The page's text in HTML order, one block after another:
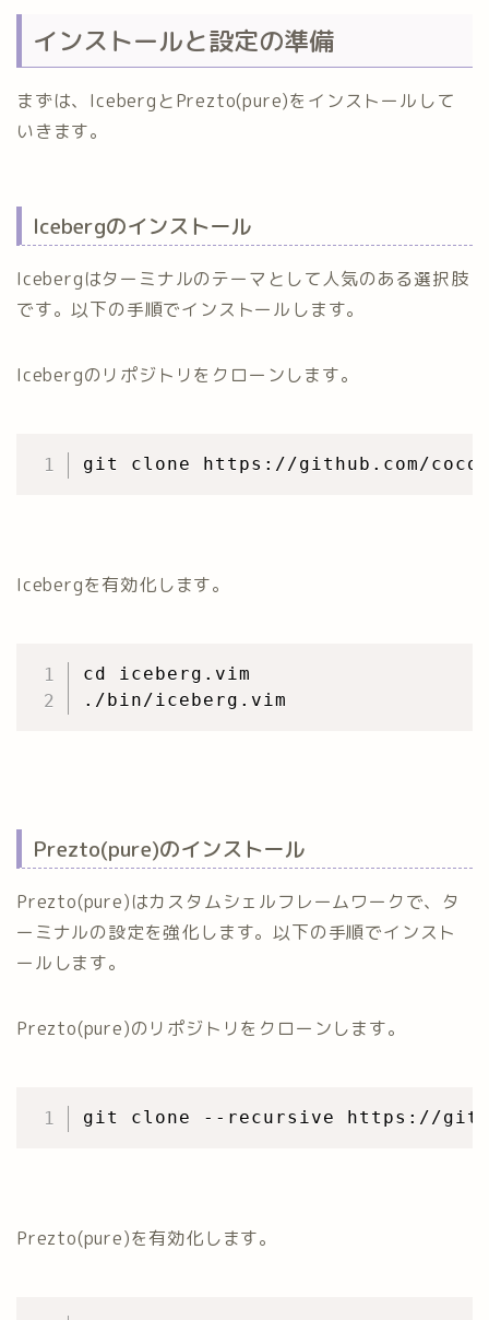
インストールと設定の準備
まずは、IcebergとPrezto(pure)をインストールして
いきます。
Icebergのインストール
Icebergはターミナルのテーマとして人気のある選択肢
です。以下の手順でインストールします。
Icebergのリポジトリをクローンします。
Icebergを有効化します。
cd iceberg.vim
Prezto(pure)のインストール
Prezto(pure)はカスタムシェルフレームワークで、タ
ーミナルの設定を強化します。以下の手順でインスト
ールします。
Prezto(pure)のリポジトリをクローンします。
Prezto(pure)を有効化します。